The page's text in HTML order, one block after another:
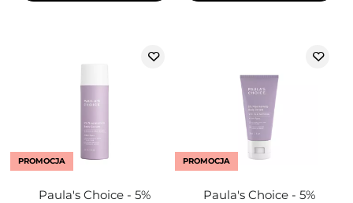
PROMOCJA
Paula's Choice - 5%
PROMOCJA
Paula's Choice - 5%